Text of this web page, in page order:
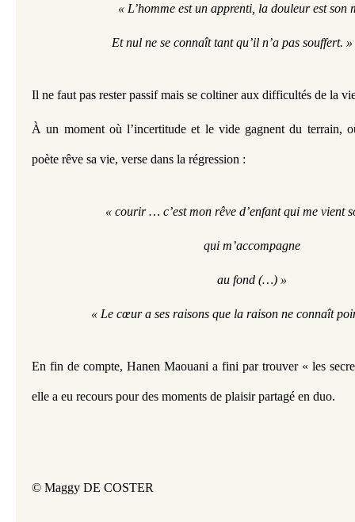
« L’homme est un apprenti, la douleur est son
Et nul ne se connaît tant qu’il n’a pas souffert. »
Il ne faut pas rester passif mais se coltiner aux difficultés de la
À un moment où l’incertitude et le vide gagnent du terrain,
poète rêve sa vie, verse dans la régression :
« courir … c’est mon rêve d’enfant qui me vient
qui m’accompagne
au fond (…) »
« Le cœur a ses raisons que la raison ne connaît
En fin de compte, Hanen Maouani a fini par trouver « les
elle a eu recours pour des moments de plaisir partagé en duo.
© Maggy DE COSTER